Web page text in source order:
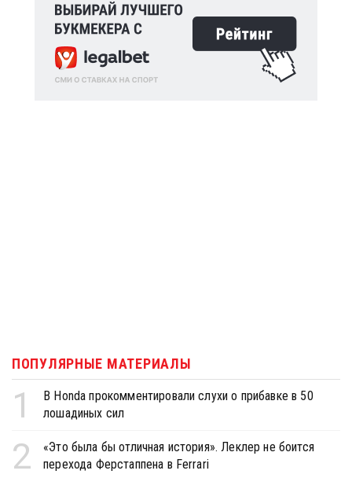
ПОПУЛЯРНЫЕ МАТЕРИАЛЫ
1
В Honda прокомментировали слухи о прибавке в 50
лошадиных сил
2
«Это была бы отличная история». Леклер не боится
перехода Ферстаппена в Ferrari